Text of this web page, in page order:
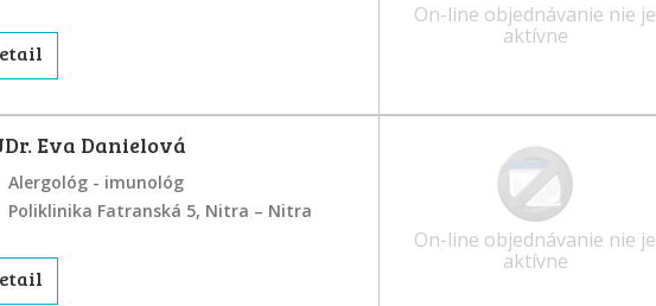
On-line objednávanie nie je
aktívne
Eva Danielová
Alergológ - imunológ
Poliklinika Fatranská 5, Nitra – Nitra
On-line objednávanie nie je
aktívne